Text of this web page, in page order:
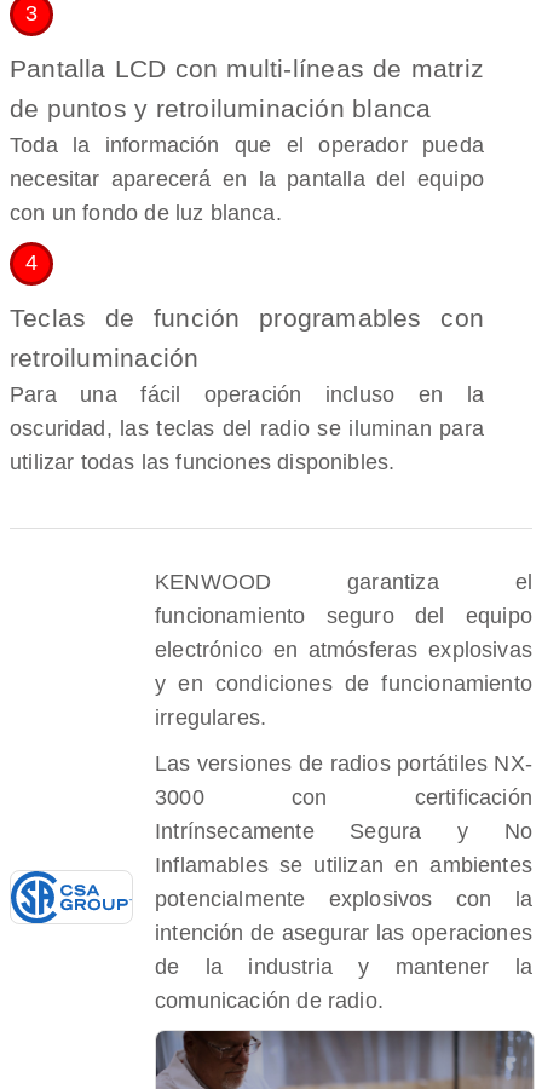
3
Pantalla LCD con multi-líneas de matriz
de puntos y retroiluminación blanca
Toda la información que el operador pueda
necesitar aparecerá en la pantalla del equipo
con un fondo de luz blanca.
4
Teclas de función programables con
retroiluminación
Para una fácil operación incluso en la
oscuridad, las teclas del radio se iluminan para
utilizar todas las funciones disponibles.
KENWOOD garantiza el
funcionamiento seguro del equipo
electrónico en atmósferas explosivas
y en condiciones de funcionamiento
irregulares.
Las versiones de radios portátiles NX-
3000 con certificación
Intrínsecamente Segura y No
Inflamables se utilizan en ambientes
potencialmente explosivos con la
intención de asegurar las operaciones
de la industria y mantener la
comunicación de radio.